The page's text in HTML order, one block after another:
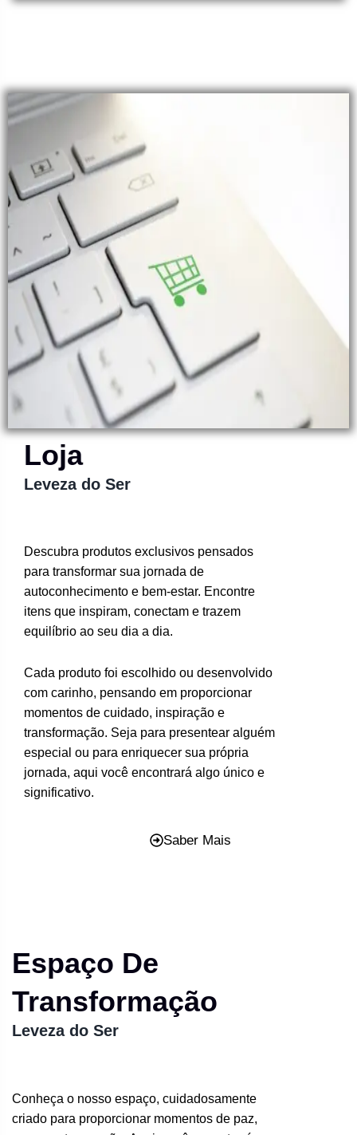
Loja
Leveza do Ser
Descubra produtos exclusivos pensados
para transformar sua jornada de
autoconhecimento e bem-estar. Encontre
itens que inspiram, conectam e trazem
equilíbrio ao seu dia a dia.
Cada produto foi escolhido ou desenvolvido
com carinho, pensando em proporcionar
momentos de cuidado, inspiração e
transformação. Seja para presentear alguém
especial ou para enriquecer sua própria
jornada, aqui você encontrará algo único e
significativo.
Saber Mais
Espaço De
Transformação
Leveza do Ser
Conheça o nosso espaço, cuidadosamente
criado para proporcionar momentos de paz,